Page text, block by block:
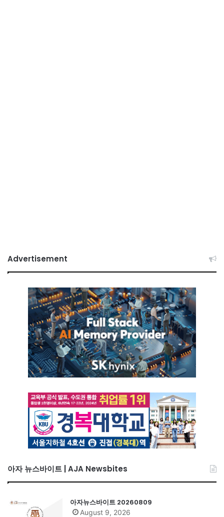
Advertisement
아자 뉴스바이트 | AJA Newsbites
아자뉴스바이트 20260809
August 9, 2026